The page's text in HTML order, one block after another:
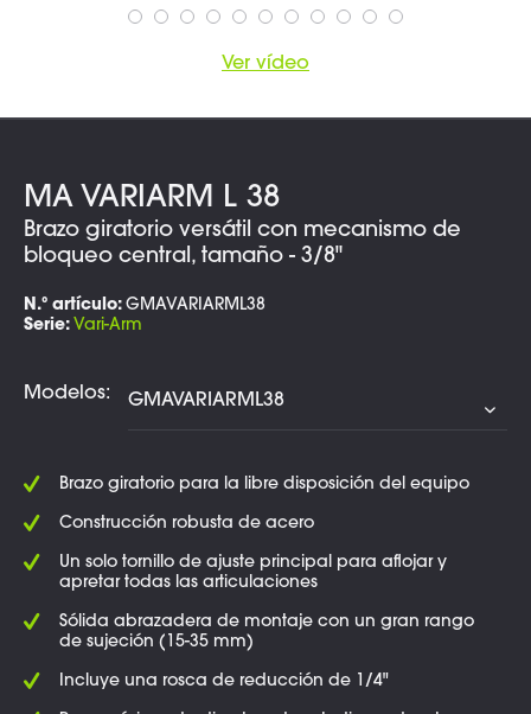
Ver vídeo
MA VARIARM L 38
Brazo giratorio versátil con mecanismo de
bloqueo central, tamaño - 3/8"
N.º artículo: GMAVARIARML38
Serie: Vari-Arm
Modelos:
Brazo giratorio para la libre disposición del equipo
Construcción robusta de acero
Un solo tornillo de ajuste principal para aflojar y
apretar todas las articulaciones
Sólida abrazadera de montaje con un gran rango
de sujeción (15-35 mm)
Incluye una rosca de reducción de 1/4"